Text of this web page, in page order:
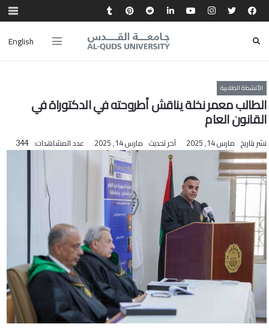
English
الأنشطة الطلابية
الطالب معمر نخلة يناقش أطروحته في الدكتوراة في
القانون العام
نشر بتاريخ مارس 14, 2025 آخر تحديث مارس 14, 2025 عدد المشاهدات: 344